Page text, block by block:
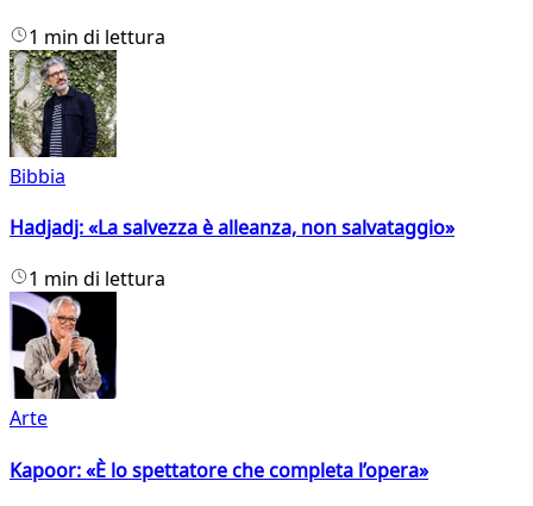
1 min di lettura
Bibbia
Hadjadj: «La salvezza è alleanza, non salvataggio»
1 min di lettura
Arte
Kapoor: «È lo spettatore che completa l’opera»